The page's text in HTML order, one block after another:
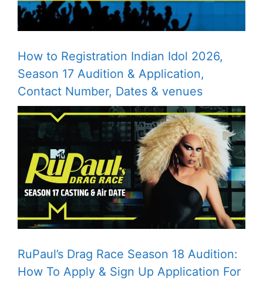
How to Registration Indian Idol 2026,
Season 17 Audition & Application,
Contact Number, Dates & venues
RuPaul’s Drag Race Season 18 Audition:
How To Apply & Sign Up Application For